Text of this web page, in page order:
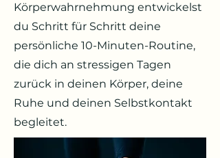
Körperwahrnehmung entwickelst
du Schritt für Schritt deine
persönliche 10-Minuten-Routine,
die dich an stressigen Tagen
zurück in deinen Körper, deine
Ruhe und deinen Selbstkontakt
begleitet.